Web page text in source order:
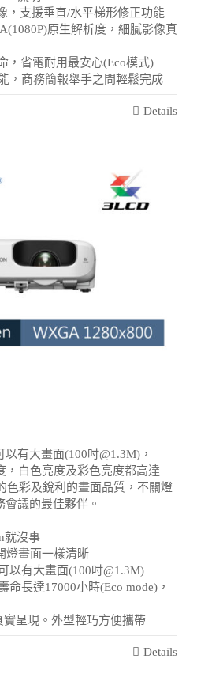
，支援垂直/水平梯形修正功能
原生解析度，細膩影像真
，省電耐用最安心(Eco模式)
，商務簡報舉手之間輕鬆完成
Details
有大畫面(100吋@1.3M)，
，白色亮度及彩色亮度都高達
色彩及銳利的畫面品質，不關燈
議的最佳夥伴。
就沒事
燈畫面一樣清晰
以有大畫面(100吋@1.3M)
命長達17000小時(Eco mode)，
實呈現。外型輕巧方便攜帶
Details